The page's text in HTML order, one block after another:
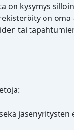
on kysymys
on
tai
jäsenyritysten